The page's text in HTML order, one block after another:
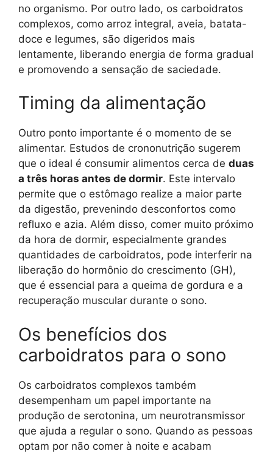
no organismo. Por outro lado, os carboidratos
complexos, como arroz integral, aveia, batata-
doce e legumes, são digeridos mais
lentamente, liberando energia de forma gradual
e promovendo a sensação de saciedade.
Timing da alimentação
Outro ponto importante é o momento de se
alimentar. Estudos de crononutrição sugerem
que o ideal é consumir alimentos cerca de duas
a três horas antes de dormir. Este intervalo
permite que o estômago realize a maior parte
da digestão, prevenindo desconfortos como
refluxo e azia. Além disso, comer muito próximo
da hora de dormir, especialmente grandes
quantidades de carboidratos, pode interferir na
liberação do hormônio do crescimento (GH),
que é essencial para a queima de gordura e a
recuperação muscular durante o sono.
Os benefícios dos
carboidratos para o sono
Os carboidratos complexos também
desempenham um papel importante na
produção de serotonina, um neurotransmissor
que ajuda a regular o sono. Quando as pessoas
optam por não comer à noite e acabam